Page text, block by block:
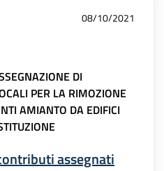
08/10/2021
DI
PER LA RIMOZIONE
AMIANTO DA EDIFICI
assegnati